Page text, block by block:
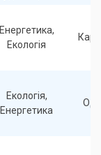
Енергетика,
Екологія
Екологія,
Енергетика